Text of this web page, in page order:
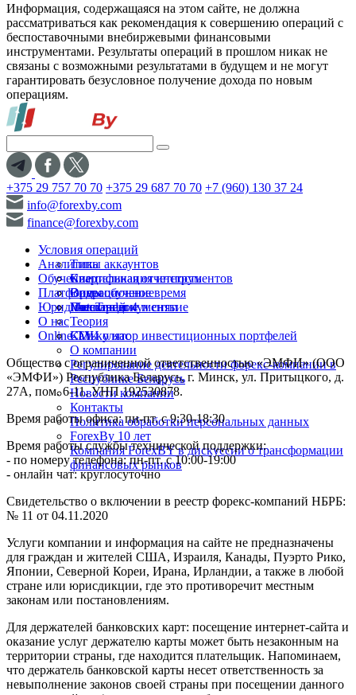
Информация, содержащаяся на этом сайте, не должна
рассматриваться как рекомендация к совершению операций с
беспоставочными внебиржевыми финансовыми
инструментами. Результаты операций в прошлом никак не
связаны с возможными результатами в будущем и не могут
гарантировать безусловное получение дохода по новым
операциям.
+375 29 757 70 70 +375 29 687 70 70 +7 (960) 130 37 24
info@forexby.com
finance@forexby.com
Условия операций
Типы аккаунтов
Спецификация инструментов
Операционное время
Пополнение и снятие
Аналитика
Квартальная отчетность
Обучение
Видеообучение
Глоссарий
Теория
Калькулятор инвестиционных портфелей
Платформы
MetaTrader 4
Юридические документы
О нас
СМИ о нас
О компании
Регулирование деятельности форекс-компании в
Республике Беларусь
Новости компании
Контакты
Политика обработки персональных данных
ForexBy 10 лет
Компания ForexBY в дискуссии о трансформации
финансовых рынков
Online-TV
Общество с ограниченной ответственностью «ЭМФИ» (ООО
«ЭМФИ») Республика Беларусь, г. Минск, ул. Притыцкого, д.
27А, пом. 6-11. УНП 192530878.
Время работы офиса: пн-пт. с 9:30-18:30
Время работы службы технической поддержки:
- по номеру телефона: пн-пт. с 10:00-19:00
- онлайн чат: круглосуточно
Свидетельство о включении в реестр форекс-компаний НБРБ:
№ 11 от 04.11.2020
Услуги компании и информация на сайте не предназначены
для граждан и жителей США, Израиля, Канады, Пуэрто Рико,
Японии, Северной Кореи, Ирана, Ирландии, а также в любой
стране или юрисдикции, где это противоречит местным
законам или постановлениям.
Для держателей банковских карт: посещение интернет-сайта и
оказание услуг держателю карты может быть незаконным на
территории страны, где находится плательщик. Напоминаем,
что держатель банковской карты несет ответственность за
невыполнение законов своей страны при посещении данного